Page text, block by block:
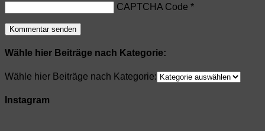
CAPTCHA Code *
Wähle hier Beiträge nach Kategorie:
Wähle hier Beiträge nach Kategorie:
Instagram